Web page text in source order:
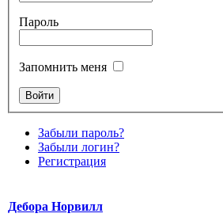
Пароль
Запомнить меня
Забыли пароль?
Забыли логин?
Регистрация
Дебора Норвилл